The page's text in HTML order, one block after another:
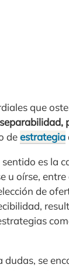
que
deestrategia
es la
u oírse,
de
dudas, se